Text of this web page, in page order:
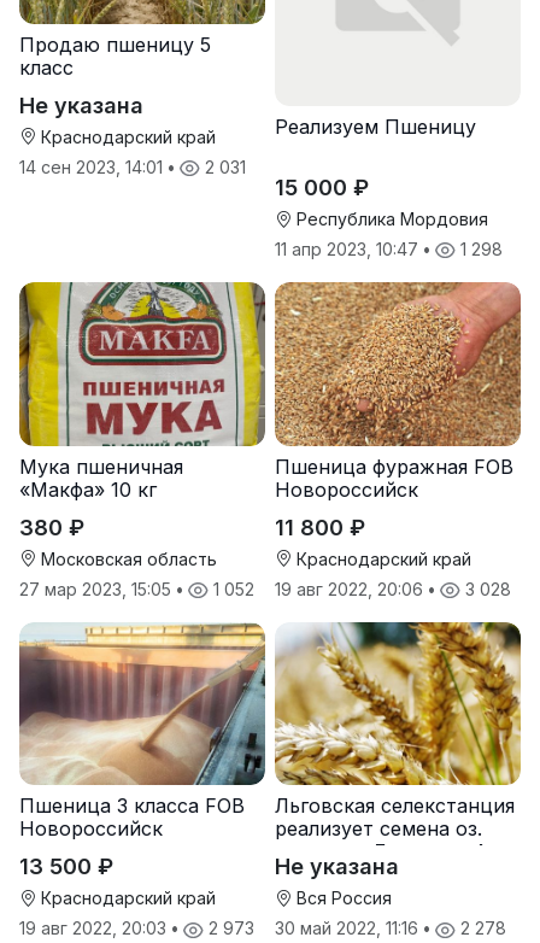
Продаю пшеницу 5
класс
Не указана
Краснодарский край
14 сен 2023, 14:01 • 2 031
Реализуем Пшеницу
15 000 ₽
Республика Мордовия
11 апр 2023, 10:47 • 1 298
Мука пшеничная
«Макфа» 10 кг
380 ₽
Московская область
27 мар 2023, 15:05 • 1 052
Пшеница фуражная FOB
Новороссийск
11 800 ₽
Краснодарский край
19 авг 2022, 20:06 • 3 028
Пшеница 3 класса FOB
Новороссийск
13 500 ₽
Краснодарский край
19 авг 2022, 20:03 • 2 973
Льговская селекстанция
реализует семена оз.
пшеницы Льговская4 и
Льговская8
Не указана
Вся Россия
30 май 2022, 11:16 • 2 278